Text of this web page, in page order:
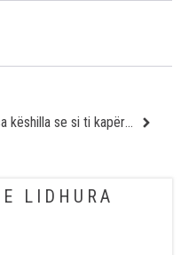
Disa këshilla se si ti kapërceni sulmet e panikut
LIDHURA